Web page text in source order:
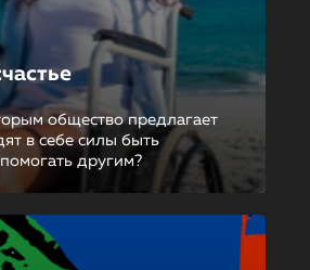
общество предлагает
в себе силы быть
другим?